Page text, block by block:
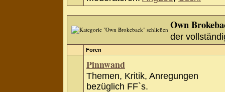
Own
der
Foren
Pinnwand
Themen, Kritik, Anregungen
bezüglich FF`s.